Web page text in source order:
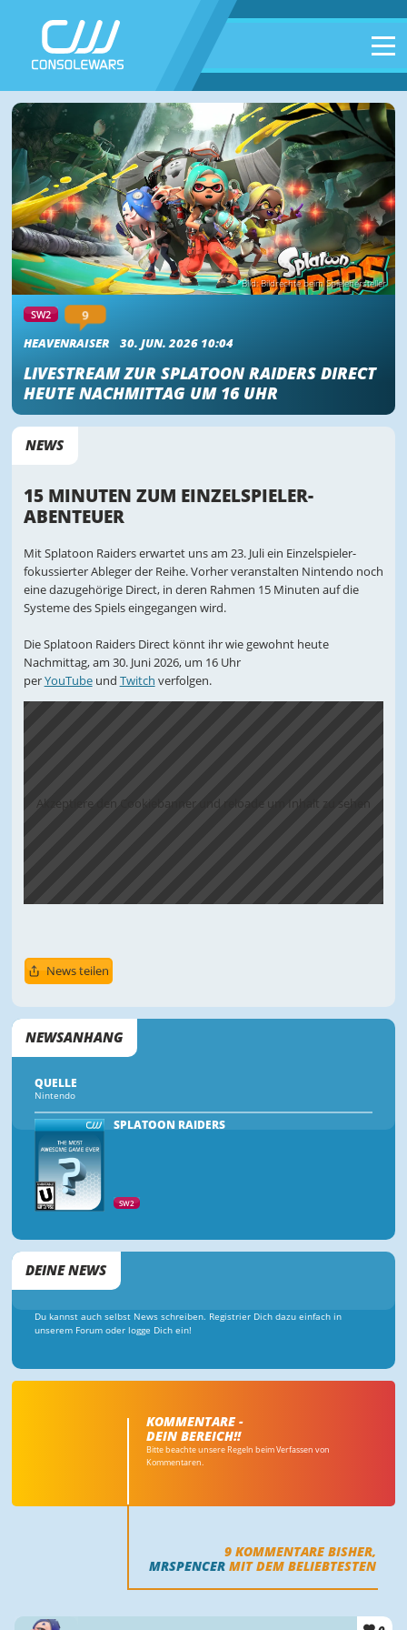
Bild: Bildrechte beim Spielehersteller
SW2
9
HEAVENRAISER
30. JUN. 2026 10:04
LIVESTREAM ZUR SPLATOON RAIDERS DIRECT
HEUTE NACHMITTAG UM 16 UHR
NEWS
15 MINUTEN ZUM EINZELSPIELER-
ABENTEUER
Mit Splatoon Raiders erwartet uns am 23. Juli ein Einzelspieler-
fokussierter Ableger der Reihe. Vorher veranstalten Nintendo noch
eine dazugehörige Direct, in deren Rahmen 15 Minuten auf die
Systeme des Spiels eingegangen wird.
Die Splatoon Raiders Direct könnt ihr wie gewohnt heute
Nachmittag, am 30. Juni 2026, um 16 Uhr
perYouTubeund Twitch verfolgen.
Akzeptiere den Cookiebanner und reloade um Inhalt zu sehen
News teilen
NEWSANHANG
QUELLE
Nintendo
SPLATOON RAIDERS
SW2
DEINE NEWS
Du kannst auch selbst News schreiben. Registrier Dich dazu einfach in
unserem Forum oder logge Dich ein!
KOMMENTARE -
DEIN BEREICH!!
Bitte beachte unsere Regeln beim Verfassen von
Kommentaren.
9 KOMMENTARE BISHER,
MRSPENCER MIT DEM BELIEBTESTEN